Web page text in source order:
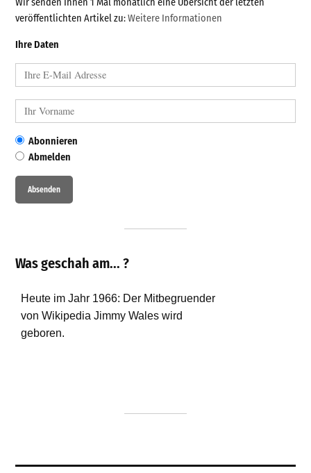
Wir senden Ihnen 1 Mal monatlich eine Übersicht der letzten
veröffentlichten Artikel zu:Weitere Informationen
Ihre Daten
Abonnieren
Abmelden
Was geschah am... ?